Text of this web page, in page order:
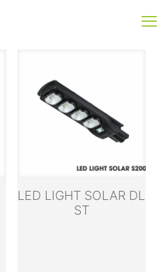
LED LIGHT SOLAR DL
ST